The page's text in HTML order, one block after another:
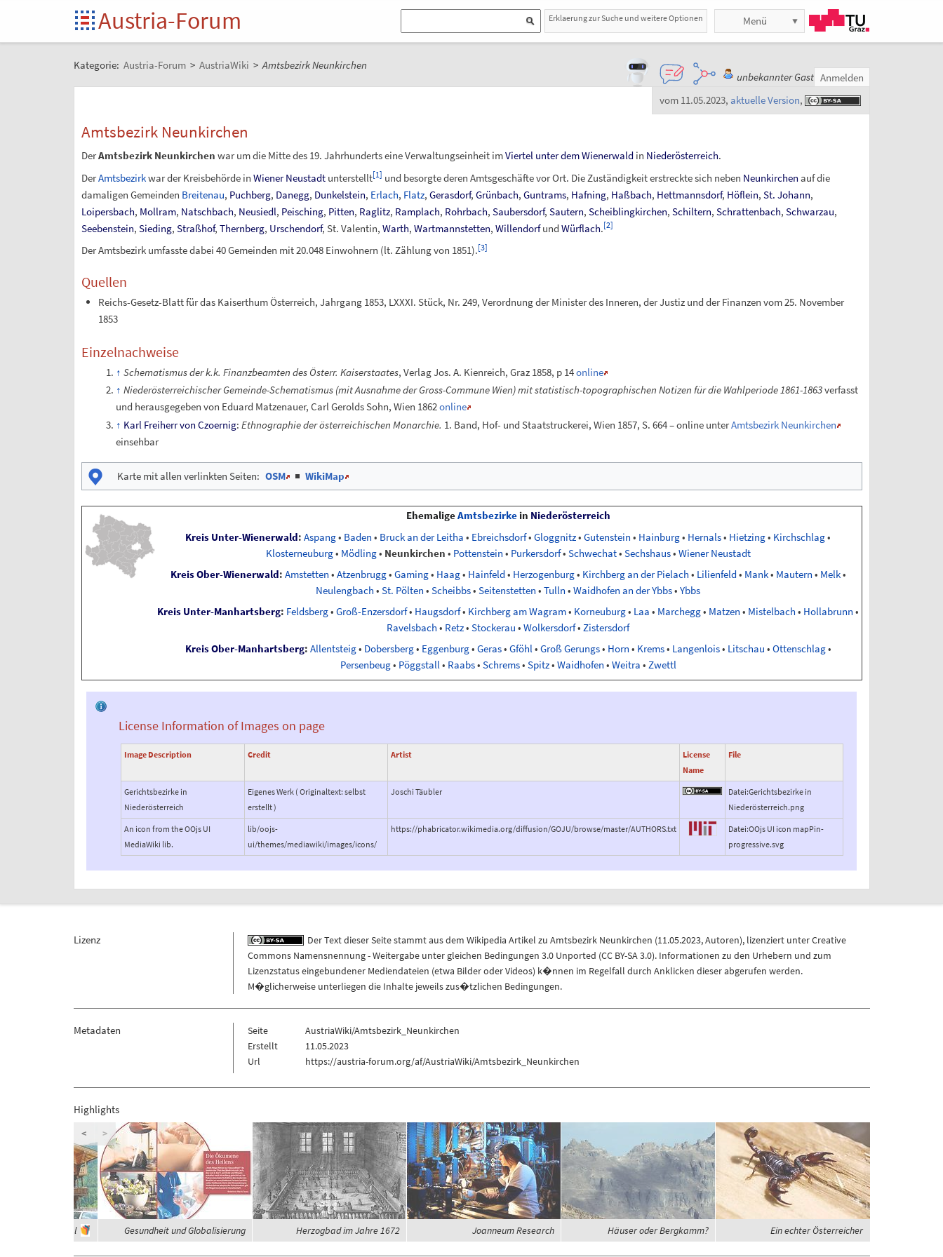
Austria-Forum Erklaerung zur Suche und weitere Optionen Menü
Kategorie: Austria-Forum > AustriaWiki > Amtsbezirk Neunkirchen
unbekannter Gast Anmelden
vom 11.05.2023, aktuelle Version,
Amtsbezirk Neunkirchen
DerAmtsbezirk Neunkirchen war um die Mitte des 19. Jahrhunderts eine Verwaltungseinheit imViertel unter dem Wienerwaldin Niederösterreich.
DerAmtsbezirkwar der Kreisbehörde in Wiener Neustadtunterstellt[1] und besorgte deren Amtsgeschäfte vor Ort. Die Zuständigkeit erstreckte sich neben Neunkirchen auf die
damaligen Gemeinden Breitenau, Puchberg, Danegg, Dunkelstein, Erlach, Flatz, Gerasdorf, Grünbach, Guntrams, Hafning, Haßbach, Hettmannsdorf, Höflein, St. Johann,
Loipersbach, Mollram, Natschbach, Neusiedl, Peisching, Pitten, Raglitz, Ramplach, Rohrbach, Saubersdorf, Sautern, Scheiblingkirchen, Schiltern, Schrattenbach, Schwarzau,
Seebenstein, Sieding, Straßhof, Thernberg, Urschendorf, St. Valentin, Warth, Wartmannstetten, Willendorfund Würflach.[2]
Der Amtsbezirk umfasste dabei 40 Gemeinden mit 20.048 Einwohnern (lt. Zählung von 1851).[3]
Quellen
Reichs-Gesetz-Blatt für das Kaiserthum Österreich, Jahrgang 1853, LXXXI. Stück, Nr. 249, Verordnung der Minister des Inneren, der Justiz und der Finanzen vom 25. November
1853
Einzelnachweise
Schematismus der k.k. Finanzbeamten des Österr. Kaiserstaates, Verlag Jos. A. Kienreich, Graz 1858, p 14online
Niederösterreichischer Gemeinde-Schematismus (mit Ausnahme der Gross-Commune Wien) mit statistisch-topographischen Notizen für die Wahlperiode 1861-1863verfasst
und herausgegeben von Eduard Matzenauer, Carl Gerolds Sohn, Wien 1862online
Karl Freiherr von Czoernig: Ethnographie der österreichischen Monarchie. 1. Band, Hof- und Staatstruckerei, Wien 1857, S. 664 – online unterAmtsbezirk Neunkirchen
einsehbar
Karte mit allen verlinkten Seiten: OSM |WikiMap
EhemaligeAmtsbezirkein Niederösterreich
Kreis Unter-Wienerwald: Aspang• Baden • Bruck an der Leitha • Ebreichsdorf• Gloggnitz• Gutenstein • Hainburg• Hernals• Hietzing• Kirchschlag•
Klosterneuburg• Mödling• Neunkirchen • Pottenstein • Purkersdorf• Schwechat• Sechshaus• Wiener Neustadt
Kreis Ober-Wienerwald: Amstetten • Atzenbrugg• Gaming• Haag• Hainfeld• Herzogenburg• Kirchberg an der Pielach • Lilienfeld• Mank• Mautern • Melk•
Neulengbach • St. Pölten • Scheibbs• Seitenstetten • Tulln • Waidhofen an der Ybbs• Ybbs
Kreis Unter-Manhartsberg: Feldsberg• Groß-Enzersdorf• Haugsdorf• Kirchberg am Wagram• Korneuburg• Laa • Marchegg• Matzen • Mistelbach • Hollabrunn •
Ravelsbach • Retz• Stockerau • Wolkersdorf• Zistersdorf
Kreis Ober-Manhartsberg: Allentsteig• Dobersberg• Eggenburg• Geras• Gföhl• Groß Gerungs• Horn • Krems• Langenlois• Litschau • Ottenschlag•
Persenbeug• Pöggstall• Raabs• Schrems• Spitz• Waidhofen • Weitra • Zwettl
License Information of Images on page
Image Description Credit Artist
License
Name
File
Gerichtsbezirke in
Niederösterreich
Eigenes Werk ( Originaltext: selbst
erstellt )
Joschi Täubler
Datei:Gerichtsbezirke in
Niederösterreich.png
An icon from the OOjs UI
MediaWiki lib.
lib/oojs-
ui/themes/mediawiki/images/icons/
https://phabricator.wikimedia.org/diffusion/GOJU/browse/master/AUTHORS.txt
Datei:OOjs UI icon mapPin-
progressive.svg
Lizenz Der Text dieser Seite stammt aus dem Wikipedia Artikel zu Amtsbezirk Neunkirchen (11.05.2023,Autoren), lizenziert unterCreative
Commons Namensnennung - Weitergabe unter gleichen Bedingungen 3.0 Unported (CC BY-SA 3.0). Informationen zu den Urhebern und zum
Lizenzstatus eingebundener Mediendateien (etwa Bilder oder Videos) k�nnen im Regelfall durch Anklicken dieser abgerufen werden.
M�glicherweise unterliegen die Inhalte jeweils zus�tzlichen Bedingungen.
Metadaten Seite
AustriaWiki/Amtsbezirk_Neunkirchen
Erstellt
11.05.2023
Url
https://austria-forum.org/af/AustriaWiki/Amtsbezirk_Neunkirchen
Highlights
im Zillertal Gesundheit und Globalisierung Herzogbad im Jahre 1672 Joanneum Research Häuser oder Bergkamm? Ein echter Österreicher
< >